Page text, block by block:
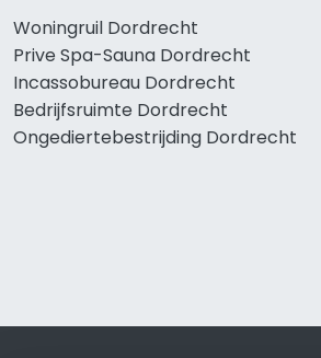
Woningruil Dordrecht
Prive Spa-Sauna Dordrecht
Incassobureau Dordrecht
Bedrijfsruimte Dordrecht
Ongediertebestrijding Dordrecht